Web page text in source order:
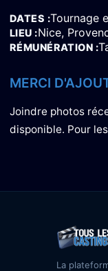
DATES Tournage
LIEU Nice,
RÉMUNÉRATION
MERCI
Joindre photos
disponible. Pour
La